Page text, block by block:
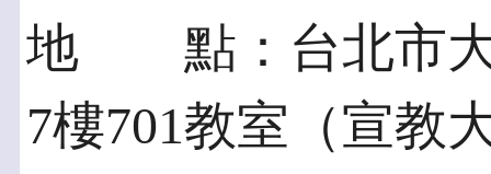
地 點：台北市大
7樓701教室（宣教